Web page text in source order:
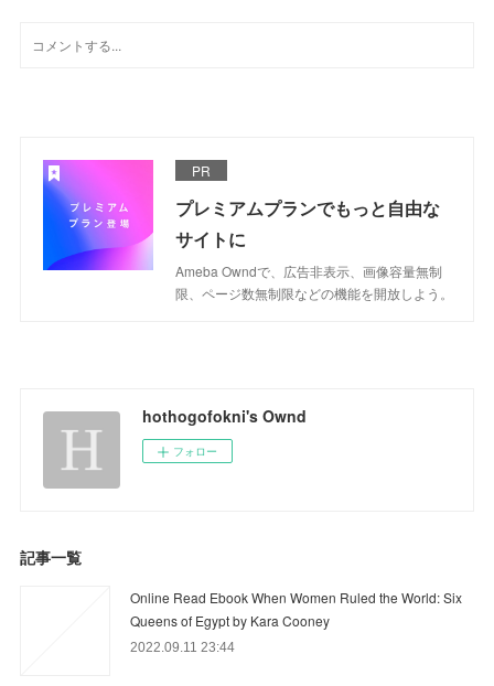
PR
プレミアムプランでもっと自由な
サイトに
Ameba Owndで、広告非表示、画像容量無制
限、ページ数無制限などの機能を開放しよう。
hothogofokni's Ownd
フォロー
記事一覧
Online Read Ebook When Women Ruled the World: Six
Queens of Egypt by Kara Cooney
2022.09.11 23:44